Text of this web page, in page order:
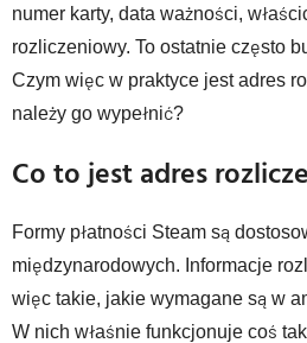
numer karty, data ważności,
rozliczeniowy. To ostatnie często
Czym więc w praktyce jest adres
należy go wypełnić?
Co to jest adres
Formy płatności Steam są
międzynarodowych. Informacje
więc takie, jakie wymagane są w
W nich właśnie funkcjonuje coś